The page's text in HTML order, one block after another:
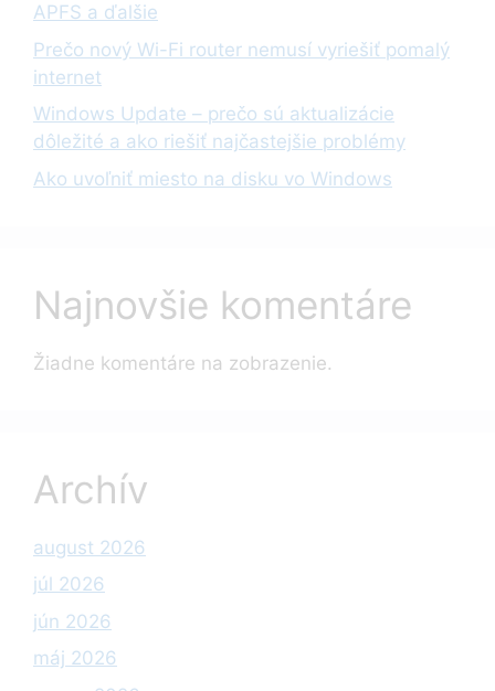
APFS a ďalšie
Prečo nový Wi-Fi router nemusí vyriešiť pomalý
internet
Windows Update – prečo sú aktualizácie
dôležité a ako riešiť najčastejšie problémy
Ako uvoľniť miesto na disku vo Windows
Najnovšie komentáre
Žiadne komentáre na zobrazenie.
Archív
august 2026
júl 2026
jún 2026
máj 2026